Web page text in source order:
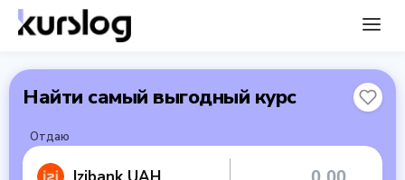
Найти самый выгодный курс
Отдаю